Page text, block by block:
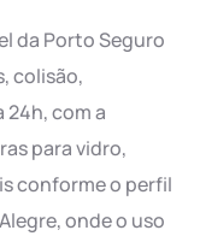
da Porto Seguro
colisão,
com a
para vidro,
conforme o perfil
onde o uso